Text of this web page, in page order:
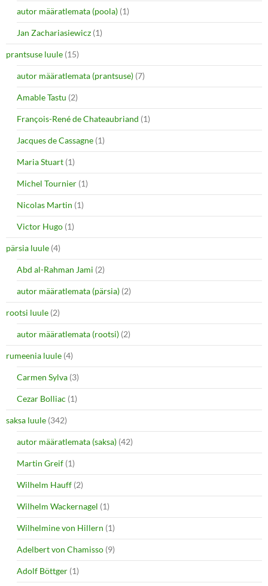
autor määratlemata (poola) (1)
Jan Zachariasiewicz (1)
prantsuse luule (15)
autor määratlemata (prantsuse) (7)
Amable Tastu (2)
François-René de Chateaubriand (1)
Jacques de Cassagne (1)
Maria Stuart (1)
Michel Tournier (1)
Nicolas Martin (1)
Victor Hugo (1)
pärsia luule (4)
Abd al-Rahman Jami (2)
autor määratlemata (pärsia) (2)
rootsi luule (2)
autor määratlemata (rootsi) (2)
rumeenia luule (4)
Carmen Sylva (3)
Cezar Bolliac (1)
saksa luule (342)
autor määratlemata (saksa) (42)
Martin Greif (1)
Wilhelm Hauff (2)
Wilhelm Wackernagel (1)
Wilhelmine von Hillern (1)
Adelbert von Chamisso (9)
Adolf Böttger (1)